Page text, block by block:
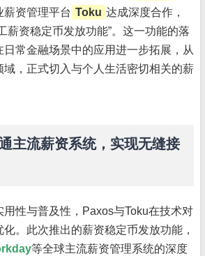
薪资管理平台 Toku 达成深度合作，
薪资稳定币发放功能”。这一功能的落
常金融场景中的应用进一步拓展，从
域，正式切入与个人生活密切相关的薪
主流薪资系统，实现无缝接
用性与普及性，Paxos与Toku在技术对
。此次推出的薪资稳定币发放功能，
等全球主流薪资管理系统的深度